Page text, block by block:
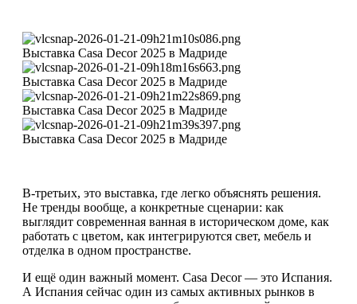
Выставка Casa Decor 2025 в Мадриде
Выставка Casa Decor 2025 в Мадриде
Выставка Casa Decor 2025 в Мадриде
Выставка Casa Decor 2025 в Мадриде
В-третьих, это выставка, где легко объяснять решения.
Не тренды вообще, а конкретные сценарии: как
выглядит современная ванная в историческом доме, как
работать с цветом, как интегрируются свет, мебель и
отделка в одном пространстве.
И ещё один важный момент. Casa Decor — это Испания.
А Испания сейчас один из самых активных рынков в